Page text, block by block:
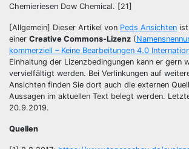
Chemieriesen Dow Chemical. [21]
[Allgemein] Dieser Artikel von Peds Ansichten
einer Creative Commons-Lizenz (
kommerziell – Keine Bearbeitungen 4.0
Einhaltung der Lizenzbedingungen kann er gern
vervielfältigt werden. Bei Verlinkungen auf
Ansichten finden Sie dort auch die externen
Aussagen im aktuellen Text belegt werden.
20.9.2019.
Quellen